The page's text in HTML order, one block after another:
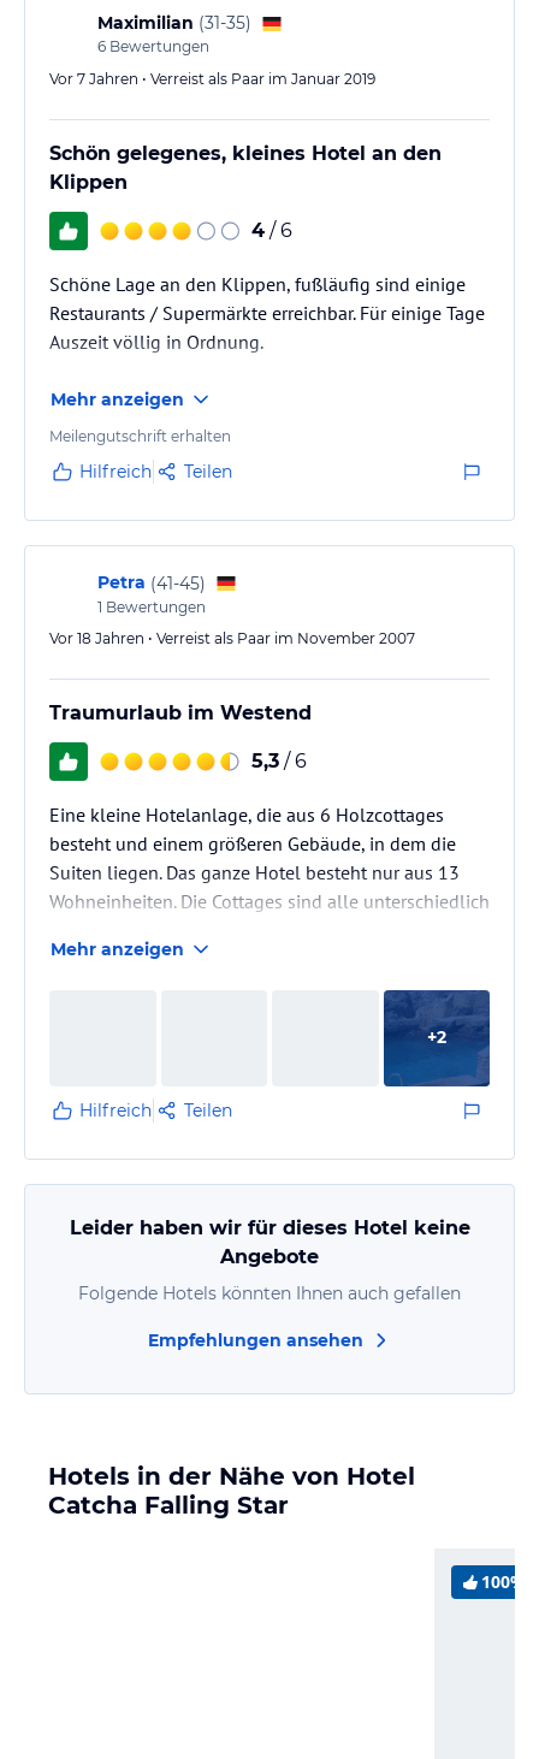
Maximilian (31-35)
6 Bewertungen
Vor 7 Jahren • Verreist als Paar im Januar 2019
Schön gelegenes, kleines Hotel an den
Klippen
4 / 6
Schöne Lage an den Klippen, fußläufig sind einige
Restaurants / Supermärkte erreichbar. Für einige Tage
Auszeit völlig in Ordnung.
Mehr anzeigen
Meilengutschrift erhalten
Hilfreich Teilen
Petra (41-45)
1 Bewertungen
Vor 18 Jahren • Verreist als Paar im November 2007
Traumurlaub im Westend
5,3 / 6
Eine kleine Hotelanlage, die aus 6 Holzcottages
besteht und einem größeren Gebäude, in dem die
Suiten liegen. Das ganze Hotel besteht nur aus 13
Wohneinheiten. Die Cottages sind alle unterschiedlich
teilweise für 4 Personen (2 Schlafzimmer), die Suiten
haben außerdem Wohnraum und Küche, die Cottages
zumindestens Kühlschrank und Mikrowelle. Wir
waren die einzigen deutschen Gäste, ansonsten
Kanada, USA und England. Da das Hotel sehr klein
ist, ist die Atmosphäre…
Mehr anzeigen
+2
Hilfreich Teilen
Leider haben wir für dieses Hotel keine
Angebote
Folgende Hotels könnten Ihnen auch gefallen
Empfehlungen ansehen
Hotels in der Nähe von Hotel
Catcha Falling Star
100%